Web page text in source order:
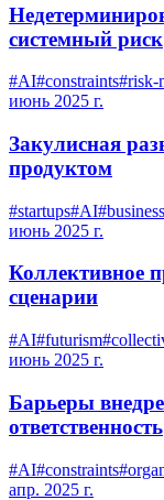
системный риск
#AI#constraints#risk-
июнь 2025 г.
Закулисная
продуктом
#startups#AI#
июнь 2025 г.
Коллективное
сценарии
#AI#futurism#
июнь 2025 г.
Барьеры
ответственность
#AI#constraints#
апр. 2025 г.